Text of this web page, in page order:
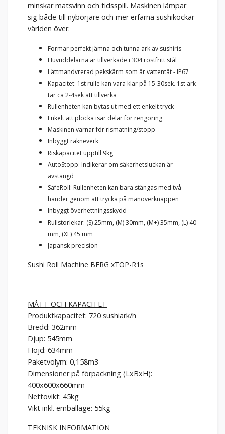
minskar matsvinn och tidsspill. Maskinen lämpar
sig både till nybörjare och mer erfarna sushikockar
världen över.
Formar perfekt jämna och tunna ark av sushiris
Huvuddelarna är tillverkade i 304 rostfritt stål
Lättmanövrerad pekskärm som är vattentät - IP67
Kapacitet: 1st rulle kan vara klar på 15-30sek. 1st ark
tar ca 2-4sek att tillverka
Rullenheten kan bytas ut med ett enkelt tryck
Enkelt att plocka isär delar för rengöring
Maskinen varnar för rismatning/stopp
Inbyggt räkneverk
Riskapacitet upptill 9kg
AutoStopp: Indikerar om säkerhetsluckan är
avstängd
SafeRoll: Rullenheten kan bara stängas med två
händer genom att trycka på manöverknappen
Inbyggt överhettningsskydd
Rullstorlekar: (S) 25mm, (M) 30mm, (M+) 35mm, (L) 40
mm, (XL) 45 mm
Japansk precision
Sushi Roll Machine BERG xTOP-R1s
MÅTT OCH KAPACITET
Produktkapacitet: 720 sushiark/h
Bredd: 362mm
Djup: 545mm
Höjd: 634mm
Paketvolym: 0,158m3
Dimensioner på förpackning (LxBxH):
400x600x660mm
Nettovikt: 45kg
Vikt inkl. emballage: 55kg
TEKNISK INFORMATION